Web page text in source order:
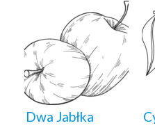
Dwa Jabłka